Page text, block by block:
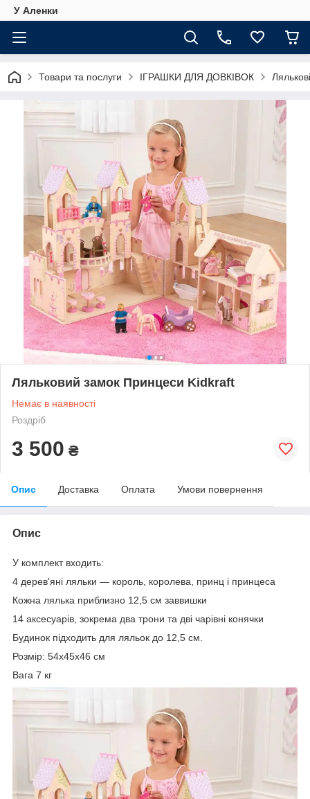
У Аленки
Товари та послуги ІГРАШКИ ДЛЯ ДОВКІВОК
Ляльковий замок Принцеси Kidkraft
Немає в наявності
Роздріб
3 500 ₴
Опис Доставка Оплата Умови повернення
Опис
У комплект входить:
4 дерев'яні ляльки — король, королева, принц і принцеса
Кожна лялька приблизно 12,5 см заввишки
14 аксесуарів, зокрема два трони та дві чарівні конячки
Будинок підходить для ляльок до 12,5 см.
Розмір: 54х45х46 см
Вага 7 кг